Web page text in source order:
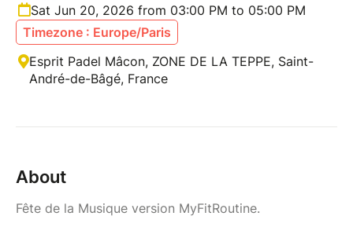
Sat Jun 20, 2026 from 03:00 PM to 05:00 PM
Timezone : Europe/Paris
Esprit Padel Mâcon, ZONE DE LA TEPPE, Saint-
André-de-Bâgé, France
About
Fête de la Musique version MyFitRoutine.